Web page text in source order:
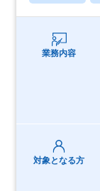
業務内容
対象となる方